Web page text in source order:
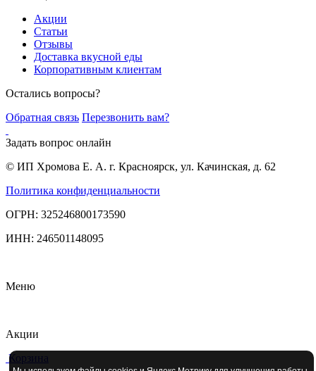
Акции
Статьи
Отзывы
Доставка вкусной еды
Корпоративным клиентам
Остались вопросы?
Обратная связь Перезвонить вам?
Задать вопрос онлайн
© ИП Хромова Е. А. г. Красноярск, ул. Качинская, д. 62
Политика конфиденциальности
ОГРН: 325246800173590
ИНН: 246501148095
Меню
Акции
Корзина